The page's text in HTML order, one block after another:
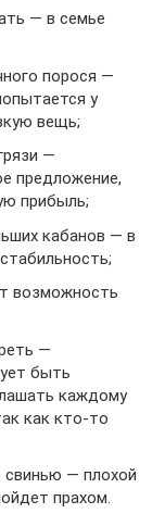
— в семье
порося —
у
вещь;
—
предложение,
прибыль;
кабанов — в
возможность
—
быть
каждому
как кто-то
— плохой
прахом.